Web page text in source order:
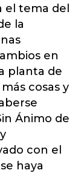
el tema del
la
en
planta de
cosas y
Ánimo de
con el
haya